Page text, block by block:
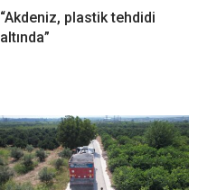
“Akdeniz, plastik tehdidi
altında”